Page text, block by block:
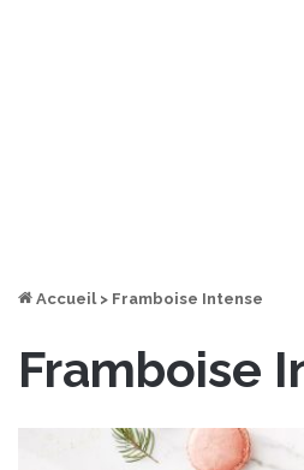
Accueil > Framboise Intense
Framboise